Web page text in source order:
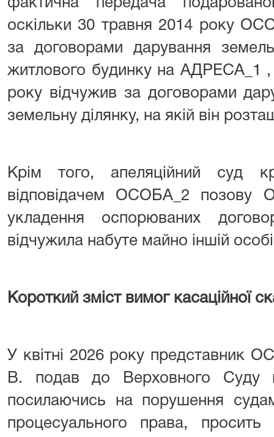
фактична передача
оскільки 30 травня 2014 року
за договорами дарування
житлового будинку на АДРЕСА_1
року відчужив за договорами
земельну ділянку, на якій він
Крім того, апеляційний суд
відповідачем ОСОБА_2 позову
укладення оспорюваних
відчужила набуте майно іншій
Короткий зміст вимог касаційної
У квітні 2026 року представник
В. подав до Верховного Суду
посилаючись на порушення
процесуального права, просить